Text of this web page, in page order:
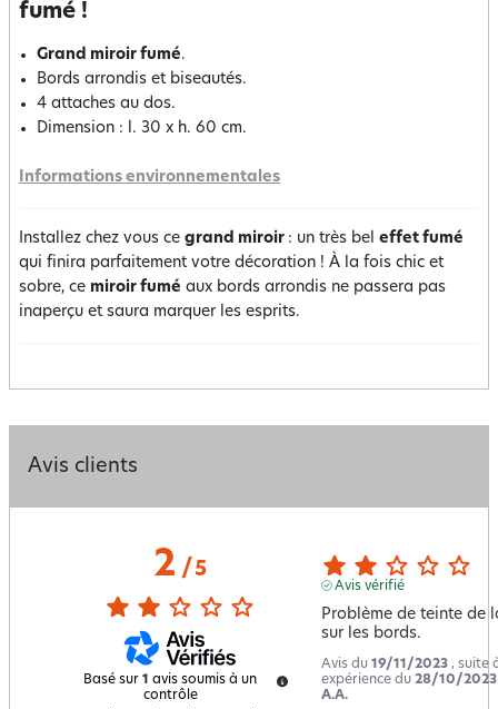
fumé !
Grand miroir fumé.
Bords arrondis et biseautés.
4 attaches au dos.
Dimension : l. 30 x h. 60 cm.
Informations environnementales
Installez chez vous ce grand miroir : un très bel effet fumé
qui finira parfaitement votre décoration ! À la fois chic et
sobre, ce miroir fumé aux bords arrondis ne passera pas
inaperçu et saura marquer les esprits.
Avis clients
2/ 5
Basé sur 1 avis soumis à un
contrôle
Avis vérifié
Problème de teinte de
sur les bords.
Avis du 19/11/2023 , suite
expérience du 28/10/2023
A.A.